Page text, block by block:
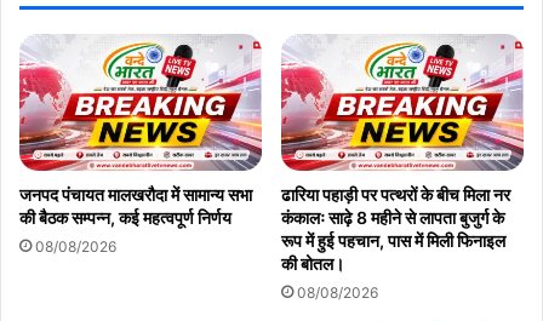
जनपद पंचायत मालखरौदा में सामान्य सभा
की बैठक सम्पन्न, कई महत्वपूर्ण निर्णय
08/08/2026
ढारिया पहाड़ी पर पत्थरों के बीच मिला नर
कंकालः साढ़े 8 महीने से लापता बुजुर्ग के
रूप में हुई पहचान, पास में मिली फिनाइल
की बोतल।
08/08/2026